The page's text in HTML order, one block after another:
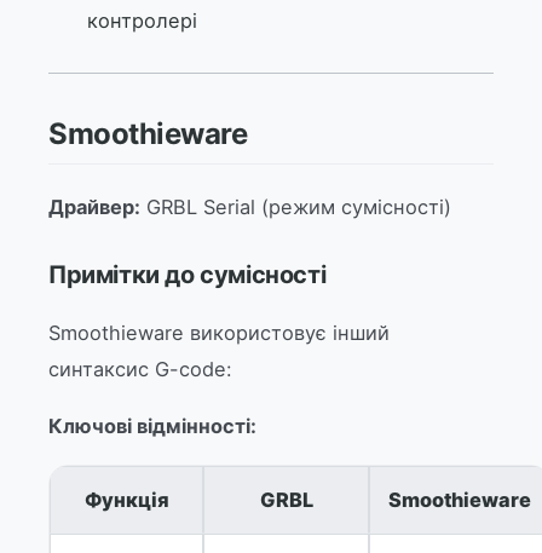
контролері
Smoothieware
Драйвер: GRBL Serial (режим сумісності)
Примітки до сумісності
Smoothieware використовує інший
синтаксис G-code:
Ключові відмінності:
Функція GRBL Smoothieware